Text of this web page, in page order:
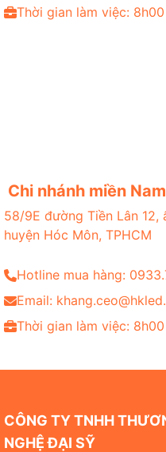
Thời gian làm việc:
Chi nhánh miền Nam
58/9E đường Tiền Lân 12,
huyện Hóc Môn, TPHCM
Hotline mua hàng:
Email:
Thời gian làm việc:
CÔNG TY TNHH
NGHỆ ĐẠI SỸ